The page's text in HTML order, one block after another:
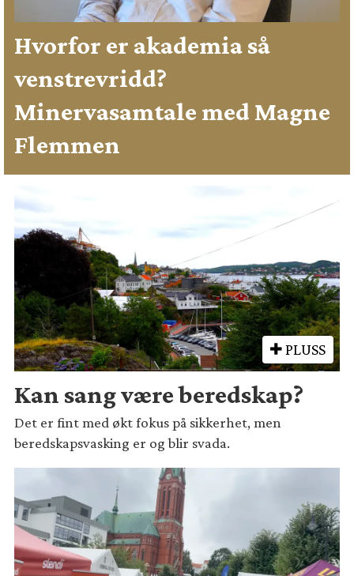
Hvorfor er akademia så
venstrevridd?
Minervasamtale med Magne
Flemmen
PLUSS
Kan sang være beredskap?
Det er fint med økt fokus på sikkerhet, men
beredskapsvasking er og blir svada.